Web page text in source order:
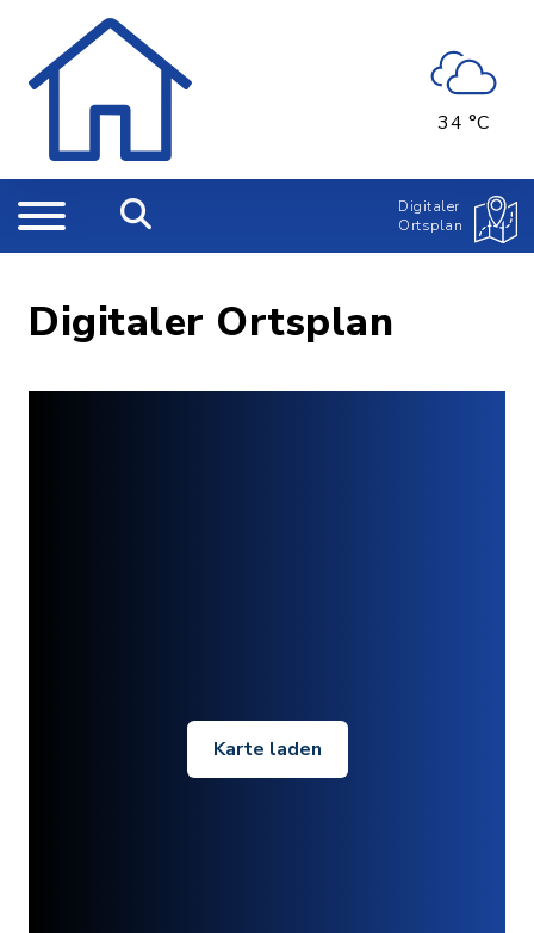
34 °C
Digitaler
Ortsplan
Digitaler Ortsplan
Karte laden